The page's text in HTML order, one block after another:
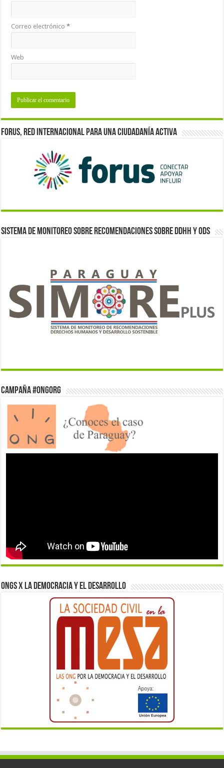
Correo electrónico*
Web
Forus, red internacional para una ciudadanía activa
Sistema de monitoreo sobre recomendaciones sobre DDHH y ODS
Campaña #ONGorg
ONGs x la democracia y el desarrollo